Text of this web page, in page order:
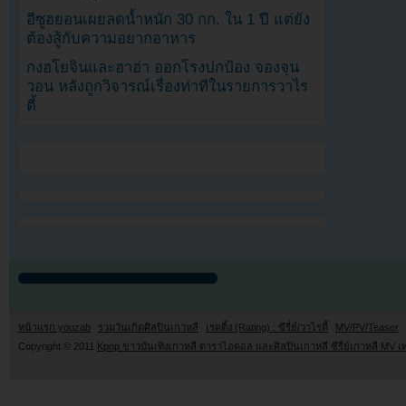
อีซูฮยอนเผยลดน้ำหนัก 30 กก. ใน 1 ปี แต่ยัง
ต้องสู้กับความอยากอาหาร
กงฮโยจินและฮาฮ่า ออกโรงปกป้อง จองจุน
วอน หลังถูกวิจารณ์เรื่องท่าทีในรายการวาไร
ตี้
หน้าแรก youzab รวมวันเกิดศิลปินเกาหลี เรตติ้ง (Rating) : ซีรี่ย์/วาไรตี้
MV/PV/Teaser
Copyright © 2011 Kpop ข่าวบันเทิงเกาหลี ดาราไอดอล และศิลปินเกาหลี ซีรี่ย์เกาหลี MV